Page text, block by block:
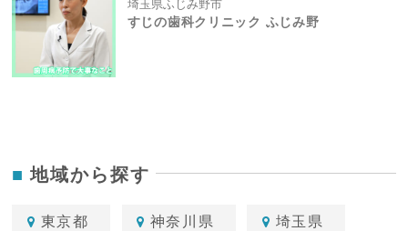
埼玉県ふじみ野市
すじの歯科クリニック ふじみ野
地域から探す
東京都 神奈川県 埼玉県